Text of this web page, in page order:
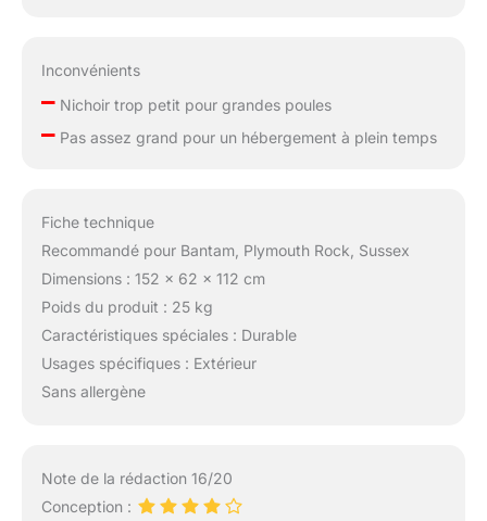
Inconvénients
–Nichoir trop petit pour grandes poules
–Pas assez grand pour un hébergement à plein temps
Fiche technique
Recommandé pour Bantam, Plymouth Rock, Sussex
Dimensions : 152 x 62 x 112 cm
Poids du produit : 25 kg
Caractéristiques spéciales : Durable
Usages spécifiques : Extérieur
Sans allergène
Note de la rédaction 16/20
Conception :